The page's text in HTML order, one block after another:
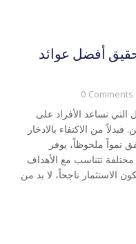
أفضل عوائد
0 Comments
التي تساعد الأفراد على
من الاكتفاء بالادخار
نمواً ملحوظاً، يوفر
تتناسب مع الأهداف
الاستثمار ناجحاً، لا بد من